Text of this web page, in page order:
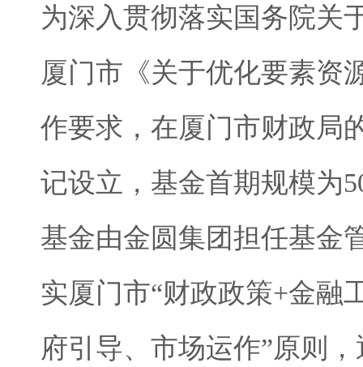
为深入贯彻落实国务院关
厦门市《关于优化要素资
作要求，在厦门市财政局
记设立，基金首期规模为
基金由金圆集团担任基金
实厦门市“财政政策+金融
府引导、市场运作”原则